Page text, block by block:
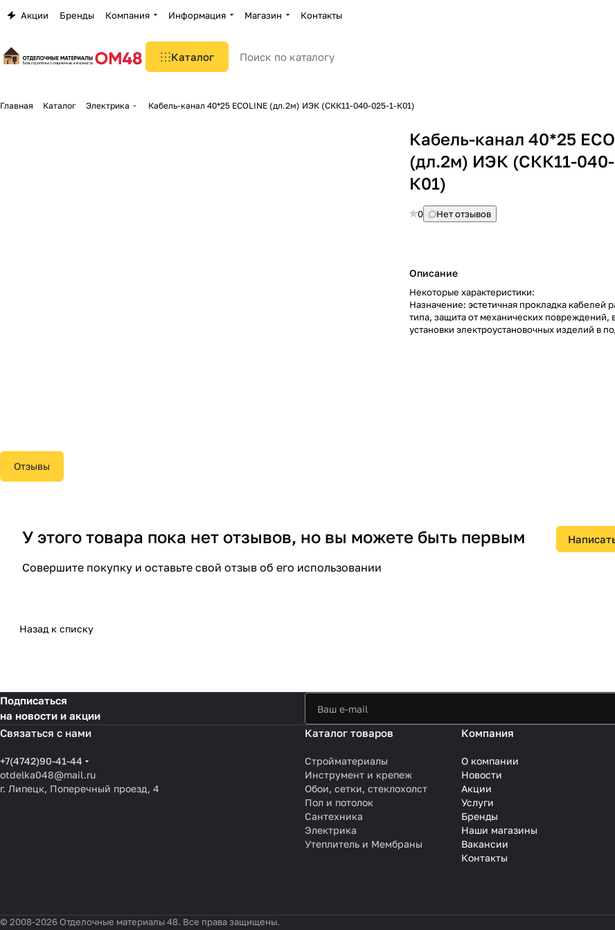
Акции Бренды Компания Информация Магазин Контакты
Каталог
Главная Каталог Электрика Кабель-канал 40*25 ECOLINE (дл.2м) ИЭК (СКК11-040-025-1-К01)
Кабель-канал 40*25
(дл.2м) ИЭК (СКК11-
К01)
0 Нет отзывов
Описание
Некоторые характеристики:
Назначение: эстетичная прокладка кабелей
типа, защита от механических повреждений,
установки электроустановочных изделий в
Полезное поперечное сечение: 1000 кв. мм.
Отзывы
У этого товара пока нет отзывов, но вы можете быть первым
Совершите покупку и оставьте свой отзыв об его использовании
Назад к списку
Подписаться
на новости и акции
Связаться с нами
+7(4742)90-41-44
otdelka048@mail.ru
г. Липецк, Поперечный проезд, 4
Каталог товаров
Стройматериалы
Инструмент и крепеж
Обои, сетки, стеклохолст
Пол и потолок
Сантехника
Электрика
Утеплитель и Мембраны
Компания
О компании
Новости
Акции
Услуги
Бренды
Наши магазины
Вакансии
Контакты
© 2008-2026 Отделочные материалы 48. Все права защищены.